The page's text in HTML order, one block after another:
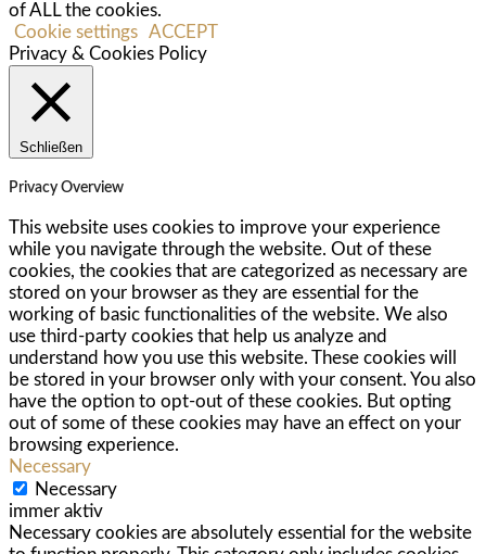
of ALL the cookies.
Cookie settings ACCEPT
Privacy & Cookies Policy
Schließen
Privacy Overview
This website uses cookies to improve your experience
while you navigate through the website. Out of these
cookies, the cookies that are categorized as necessary are
stored on your browser as they are essential for the
working of basic functionalities of the website. We also
use third-party cookies that help us analyze and
understand how you use this website. These cookies will
be stored in your browser only with your consent. You also
have the option to opt-out of these cookies. But opting
out of some of these cookies may have an effect on your
browsing experience.
Necessary
Necessary
immer aktiv
Necessary cookies are absolutely essential for the website